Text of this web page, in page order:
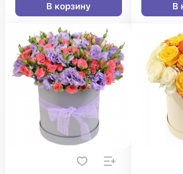
В корзину В